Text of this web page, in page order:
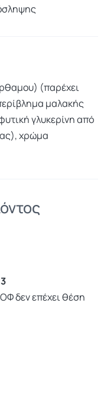
(παρέχει
μαλακής
γλυκερίνη από
χρώμα
δεν επέχει θέση